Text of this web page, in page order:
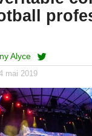
Alyce
mai 2019